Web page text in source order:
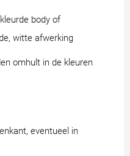
body of
witte afwerking
omhult in de kleuren
eventueel in